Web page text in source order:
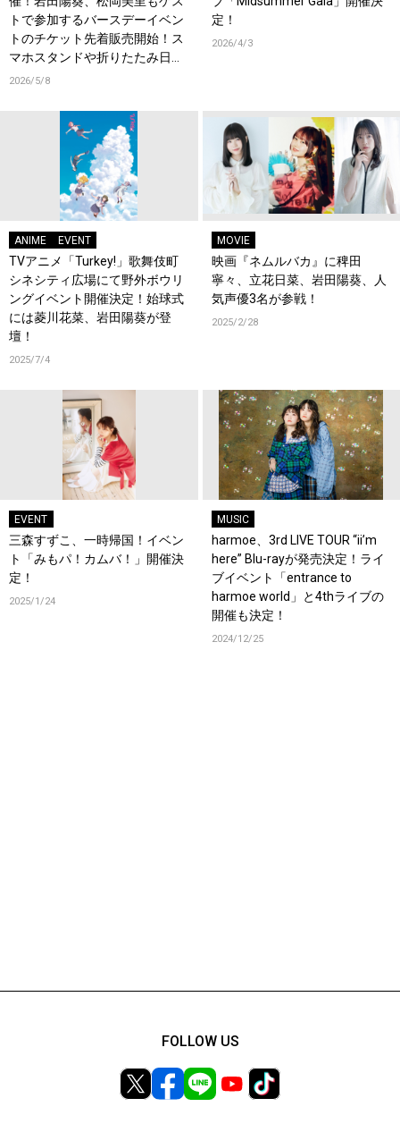
トで参加するバースデーイベン
トのチケット先着販売開始！ス
マホスタンドや折りたたみ日傘
などオリジナルグッズ販売決
2026/5/8
定！
2026/4/3
ANIME EVENT
TVアニメ「Turkey!」歌舞伎町
シネシティ広場にて野外ボウリ
ングイベント開催決定！始球式
には菱川花菜、岩田陽葵が登
壇！
2025/7/4
MOVIE
映画『ネムルバカ』に稗田
寧々、立花日菜、岩田陽葵、人
気声優3名が参戦！
2025/2/28
EVENT
三森すずこ、一時帰国！イベン
ト「みもパ！カムバ！」開催決
定！
2025/1/24
MUSIC
harmoe、3rd LIVE TOUR “ii’m
here” Blu-rayが発売決定！ライ
ブイベント「entrance to
harmoe world」と4thライブの
開催も決定！
2024/12/25
FOLLOW US